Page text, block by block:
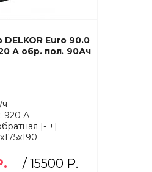
Euro 90.0
А обр. пол. 90Ач
920 А
[- +]
/ 15500 Р.